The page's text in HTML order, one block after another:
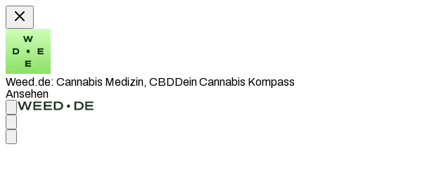
Weed.de: Cannabis Medizin, CBDDein Cannabis Kompass
Ansehen